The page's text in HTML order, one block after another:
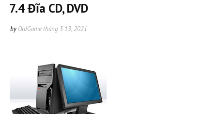
7.4 Đĩa CD, DVD
by OldGame tháng 3 13, 2021